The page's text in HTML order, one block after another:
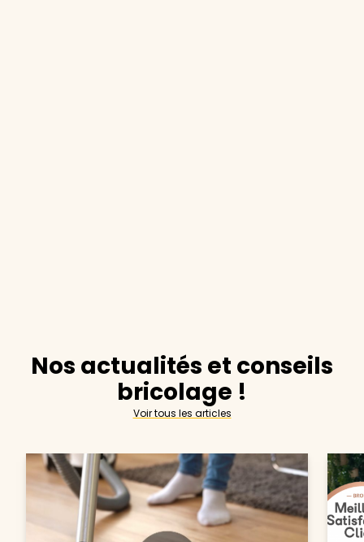
Nos actualités et conseils
bricolage !
Voir tous les articles